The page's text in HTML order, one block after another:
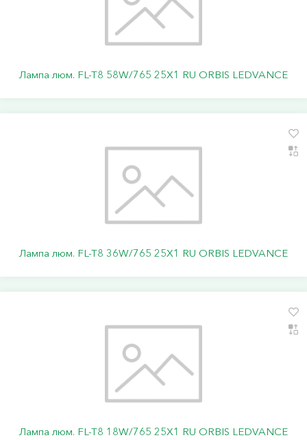
Лампа люм. FL-T8 58W/765 25Х1 RU ORBIS LEDVANCE
Лампа люм. FL-T8 36W/765 25Х1 RU ORBIS LEDVANCE
Лампа люм. FL-T8 18W/765 25Х1 RU ORBIS LEDVANCE